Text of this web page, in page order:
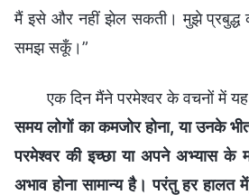
मैं इसे और नहीं झेल सकती। मुझे प्रबुद्ध
समझ सकूँ।”
एक दिन मैंने परमेश्वर के वचनों में यह
समय लोगों का कमजोर होना, या उनके
परमेश्वर की इच्छा या अपने अभ्यास के
अभाव होना सामान्य है। परंतु हर हालत